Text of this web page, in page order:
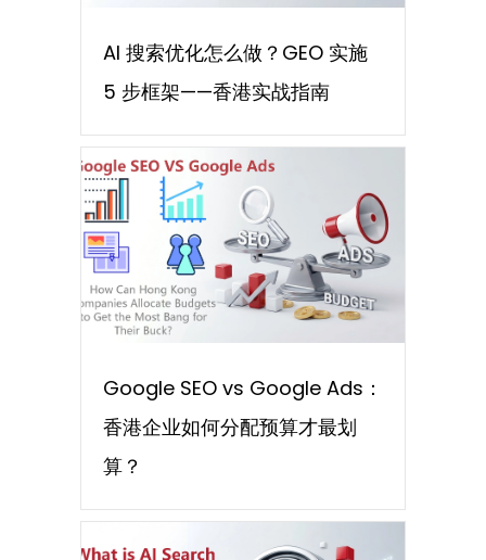
AI 搜索优化怎么做？GEO 实施
5 步框架——香港实战指南
Google SEO vs Google Ads：
香港企业如何分配预算才最划
算？